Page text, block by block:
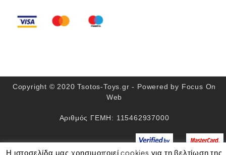
Copyright © 2020 Tsotos-Toys.gr - Powered by Focus On
Web
Αριθμός ΓΕΜΗ: 115462937000